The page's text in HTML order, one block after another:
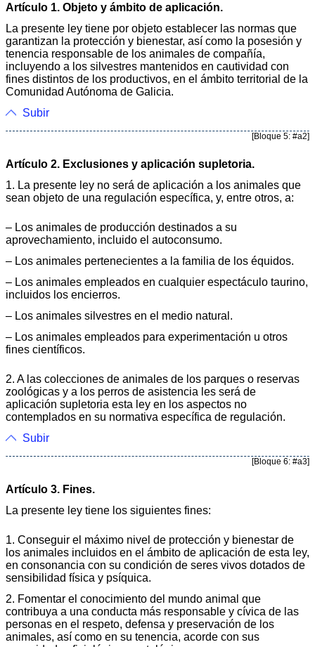
Artículo 1. Objeto y ámbito de aplicación.
La presente ley tiene por objeto establecer las normas que
garantizan la protección y bienestar, así como la posesión y
tenencia responsable de los animales de compañía,
incluyendo a los silvestres mantenidos en cautividad con
fines distintos de los productivos, en el ámbito territorial de la
Comunidad Autónoma de Galicia.
Subir
[Bloque 5: #a2]
Artículo 2. Exclusiones y aplicación supletoria.
1. La presente ley no será de aplicación a los animales que
sean objeto de una regulación específica, y, entre otros, a:
– Los animales de producción destinados a su
aprovechamiento, incluido el autoconsumo.
– Los animales pertenecientes a la familia de los équidos.
– Los animales empleados en cualquier espectáculo taurino,
incluidos los encierros.
– Los animales silvestres en el medio natural.
– Los animales empleados para experimentación u otros
fines científicos.
2. A las colecciones de animales de los parques o reservas
zoológicas y a los perros de asistencia les será de
aplicación supletoria esta ley en los aspectos no
contemplados en su normativa específica de regulación.
Subir
[Bloque 6: #a3]
Artículo 3. Fines.
La presente ley tiene los siguientes fines:
1. Conseguir el máximo nivel de protección y bienestar de
los animales incluidos en el ámbito de aplicación de esta ley,
en consonancia con su condición de seres vivos dotados de
sensibilidad física y psíquica.
2. Fomentar el conocimiento del mundo animal que
contribuya a una conducta más responsable y cívica de las
personas en el respeto, defensa y preservación de los
animales, así como en su tenencia, acorde con sus